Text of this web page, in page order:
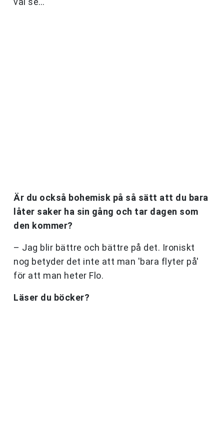
Är du också bohemisk på så sätt att du bara
låter saker ha sin gång och tar dagen som
den kommer?
– Jag blir bättre och bättre på det. Ironiskt
nog betyder det inte att man 'bara flyter på'
för att man heter Flo.
Läser du böcker?